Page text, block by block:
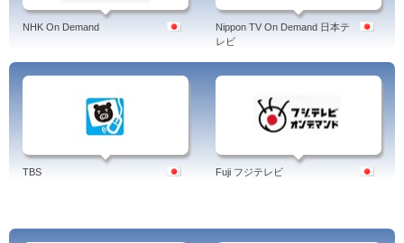
NHK On Demand
Nippon TV On Demand 日本テ
レビ
TBS Fuji フジテレビ